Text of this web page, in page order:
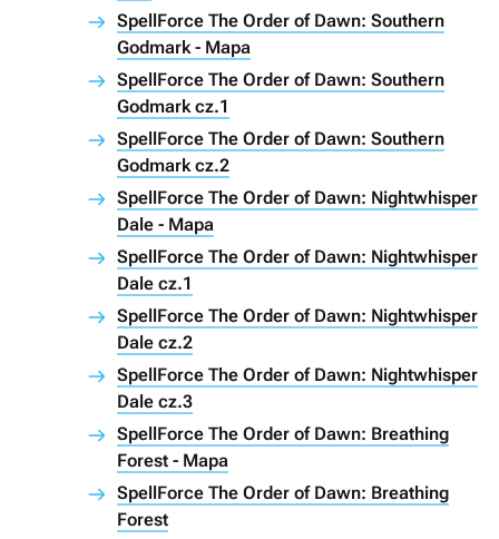
SpellForce The Order of Dawn: Southern
Godmark - Mapa
SpellForce The Order of Dawn: Southern
Godmark cz.1
SpellForce The Order of Dawn: Southern
Godmark cz.2
SpellForce The Order of Dawn: Nightwhisper
Dale - Mapa
SpellForce The Order of Dawn: Nightwhisper
Dale cz.1
SpellForce The Order of Dawn: Nightwhisper
Dale cz.2
SpellForce The Order of Dawn: Nightwhisper
Dale cz.3
SpellForce The Order of Dawn: Breathing
Forest - Mapa
SpellForce The Order of Dawn: Breathing
Forest